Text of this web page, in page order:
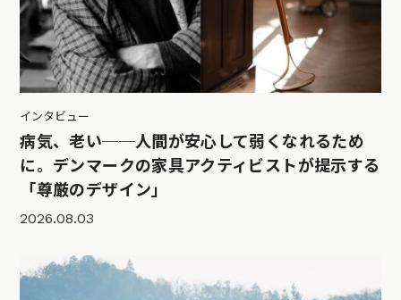
インタビュー
病気、老い──人間が安心して弱くなれるため
に。デンマークの家具アクティビストが提示する
「尊厳のデザイン」
2026.08.03